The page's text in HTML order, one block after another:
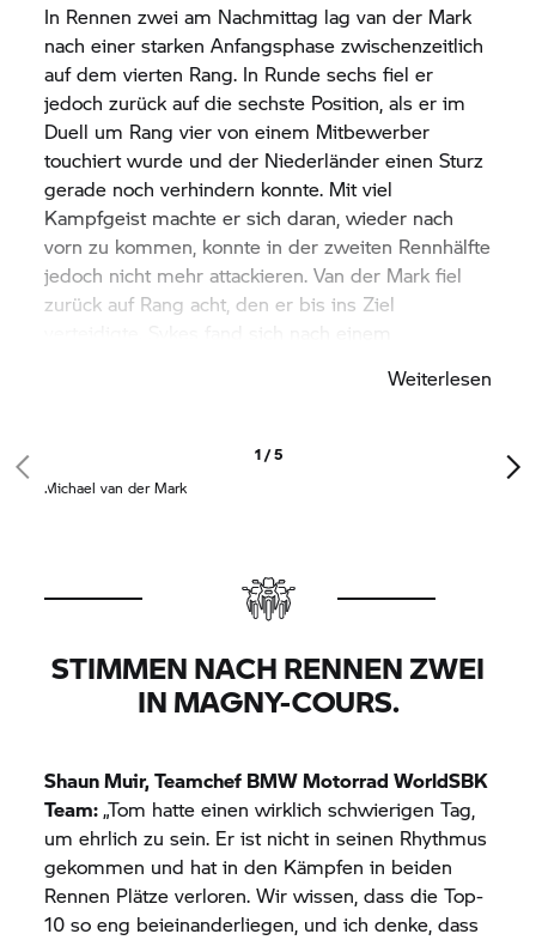
In Rennen zwei am Nachmittag lag van der Mark
nach einer starken Anfangsphase zwischenzeitlich
auf dem vierten Rang. In Runde sechs fiel er
jedoch zurück auf die sechste Position, als er im
Duell um Rang vier von einem Mitbewerber
touchiert wurde und der Niederländer einen Sturz
gerade noch verhindern konnte. Mit viel
Kampfgeist machte er sich daran, wieder nach
vorn zu kommen, konnte in der zweiten Rennhälfte
jedoch nicht mehr attackieren. Van der Mark fiel
zurück auf Rang acht, den er bis ins Ziel
sich aber noch im ersten Umlauf auf Position 14
auf Platz zehn verbessert. Auf diesem Platz
erreichte er schließlich nach 21 Runden auch das
Weiterlesen
1 / 5
Michael van der Mark
STIMMEN NACH RENNEN ZWEI
IN MAGNY-COURS.
Shaun Muir, Teamchef BMW Motorrad WorldSBK
Team:„Tom hatte einen wirklich schwierigen Tag,
um ehrlich zu sein. Er ist nicht in seinen Rhythmus
gekommen und hat in den Kämpfen in beiden
Rennen Plätze verloren. Wir wissen, dass die Top-
10 so eng beieinanderliegen, und ich denke, dass